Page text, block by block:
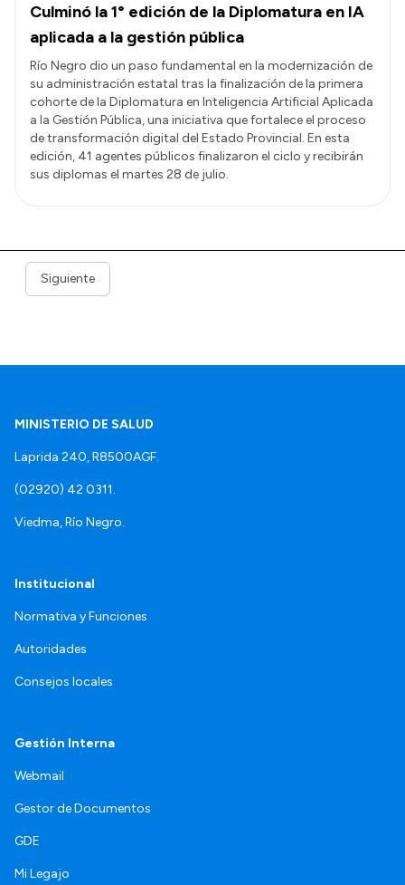
Culminó la 1° edición de la Diplomatura en IA
aplicada a la gestión pública
Río Negro dio un paso fundamental en la modernización de
su administración estatal tras la finalización de la primera
cohorte de la Diplomatura en Inteligencia Artificial Aplicada
a la Gestión Pública, una iniciativa que fortalece el proceso
de transformación digital del Estado Provincial. En esta
edición, 41 agentes públicos finalizaron el ciclo y recibirán
sus diplomas el martes 28 de julio.
Siguiente
MINISTERIO DE SALUD
Laprida 240, R8500AGF.
(02920) 42 0311.
Viedma, Río Negro.
Institucional
Normativa y Funciones
Autoridades
Consejos locales
Gestión Interna
Webmail
Gestor de Documentos
GDE
Mi Legajo